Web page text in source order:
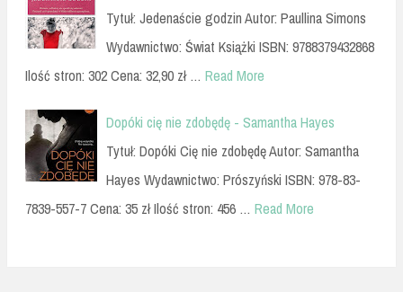
Tytuł: Jedenaście godzin Autor: Paullina Simons
Wydawnictwo: Świat Książki ISBN: 9788379432868
Ilość stron: 302 Cena: 32,90 zł … Read More
Dopóki cię nie zdobędę - Samantha Hayes
Tytuł: Dopóki Cię nie zdobędę Autor: Samantha
Hayes Wydawnictwo: Prószyński ISBN: 978-83-
7839-557-7 Cena: 35 zł Ilość stron: 456 … Read More